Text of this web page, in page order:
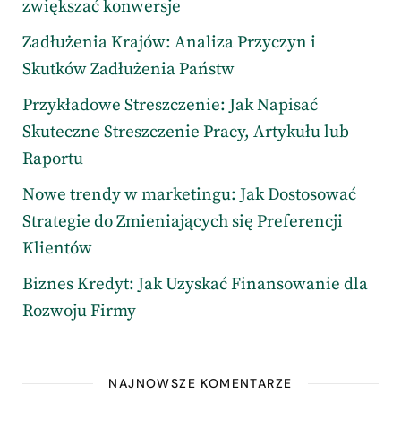
zwiększać konwersje
Zadłużenia Krajów: Analiza Przyczyn i
Skutków Zadłużenia Państw
Przykładowe Streszczenie: Jak Napisać
Skuteczne Streszczenie Pracy, Artykułu lub
Raportu
Nowe trendy w marketingu: Jak Dostosować
Strategie do Zmieniających się Preferencji
Klientów
Biznes Kredyt: Jak Uzyskać Finansowanie dla
Rozwoju Firmy
NAJNOWSZE KOMENTARZE